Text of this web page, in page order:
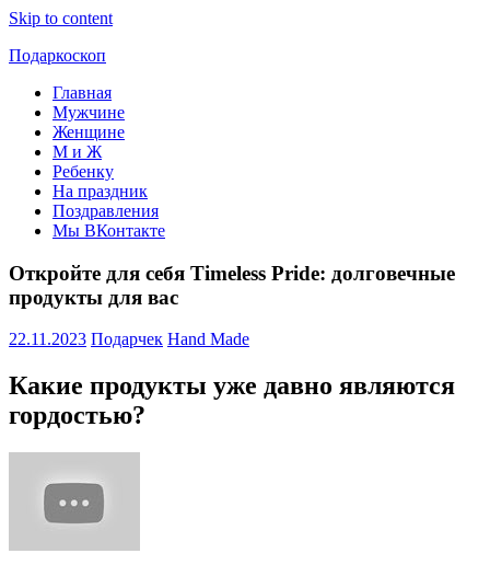
Skip to content
Подаркоскоп
Поможем
выбрать
подарить
Главная
Мужчине
Женщине
М и Ж
Ребенку
На праздник
Поздравления
Мы ВКонтакте
Откройте для себя Timeless Pride: долговечные
продукты для вас
22.11.2023 Подарчек Hand Made
Какие продукты уже давно являются
гордостью?